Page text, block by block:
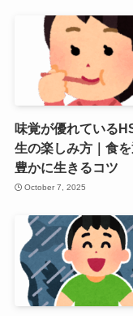
味覚が優れている
生の楽しみ方｜食
豊かに生きるコツ
October 7, 2025